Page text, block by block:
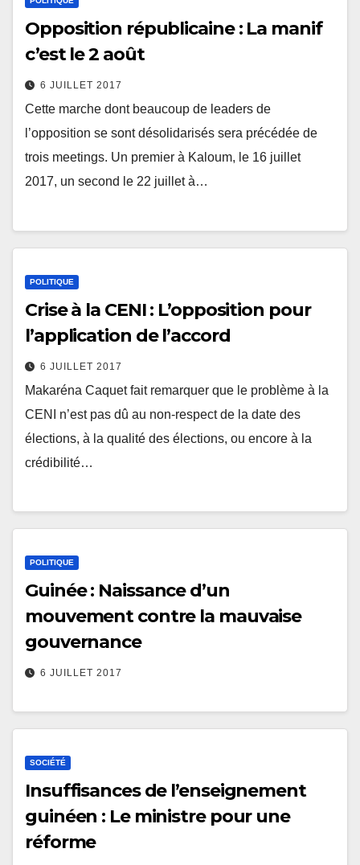
Opposition républicaine : La manif
c’est le 2 août
6 JUILLET 2017
Cette marche dont beaucoup de leaders de
l’opposition se sont désolidarisés sera précédée de
trois meetings. Un premier à Kaloum, le 16 juillet
2017, un second le 22 juillet à…
POLITIQUE
Crise à la CENI : L’opposition pour
l’application de l’accord
6 JUILLET 2017
Makaréna Caquet fait remarquer que le problème à la
CENI n’est pas dû au non-respect de la date des
élections, à la qualité des élections, ou encore à la
crédibilité…
POLITIQUE
Guinée : Naissance d’un
mouvement contre la mauvaise
gouvernance
6 JUILLET 2017
SOCIÉTÉ
Insuffisances de l’enseignement
guinéen : Le ministre pour une
réforme